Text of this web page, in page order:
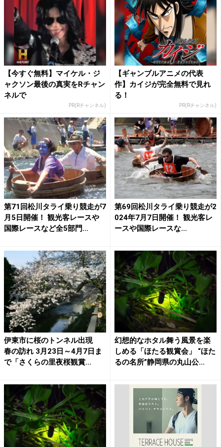
【今すぐ無料】マイケル・ジ
ャクソン最後の真実をRチャン
ネルで
PR(Rチャンネル)
【ギャンブルアニメの代表
作】カイジが完全無料で見れ
る！
PR(Rチャンネル)
第71回松川タライ乗り競走が7
月5日開催！ 観光客レースや
国際レースなど全5部門...
第69回松川タライ乗り競走が2
024年7月7日開催！ 観光客レ
ースや国際レースな...
伊東市に桜のトンネル出現
春の訪れ 3月23日～4月7日ま
で「さくらの里夜桜観賞...
幻想的なホタル舞う風景を楽
しめる「ほたる観賞会」 “ほた
るの名所”静岡県の丸山公...